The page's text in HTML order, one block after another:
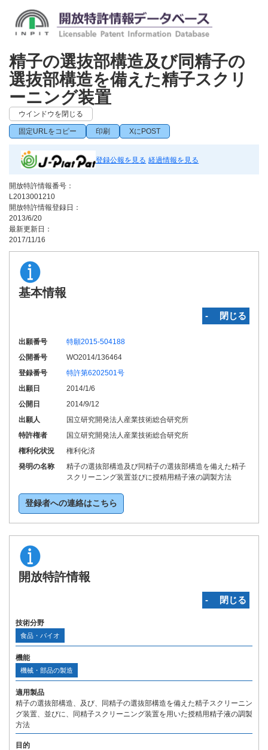
精子の選抜部構造及び同精子の
選抜部構造を備えた精子スクリ
ーニング装置
ウインドウを閉じる
固定URLをコピー 印刷 XにPOST
登録公報を見る 経過情報を見る
開放特許情報番号：
L2013001210
開放特許情報登録日：
2013/6/20
最新更新日：
2017/11/16
基本情報
‐ 閉じる
出願番号
特願2015-504188
公開番号
WO2014/136464
登録番号
特許第6202501号
出願日
2014/1/6
公開日
2014/9/12
出願人
国立研究開発法人産業技術総合研究所
特許権者
国立研究開発法人産業技術総合研究所
権利化状況
権利化済
発明の名称
精子の選抜部構造及び同精子の選抜部構造を備えた精子
スクリーニング装置並びに授精用精子液の調製方法
登録者への連絡はこちら
開放特許情報
‐ 閉じる
技術分野
食品・バイオ
機能
機械・部品の製造
適用製品
精子の選抜部構造、及び、同精子の選抜部構造を備えた精子スクリーニン
グ装置、並びに、同精子スクリーニング装置を用いた授精用精子液の調製
方法
目的